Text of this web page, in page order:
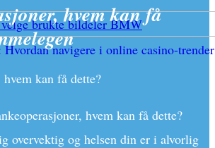
brukte bildeler BMW
hvem kan få
kan få dette?
hvem kan få dette?
overvektig og helsen din er i alvorlig